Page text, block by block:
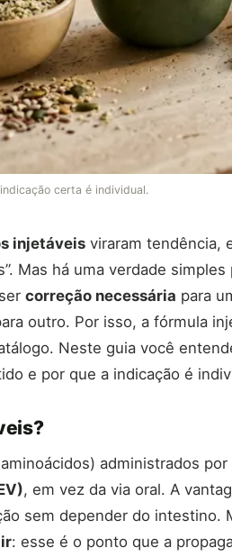
certa é individual.
injetáveis viraram tendência,
Mas há uma verdade simples
correção necessária para
outro. Por isso, a fórmula
Neste guia você
e por que a indicação é
administrados por
, em vez da via oral. A
sem depender do intestino.
: esse é o ponto que a